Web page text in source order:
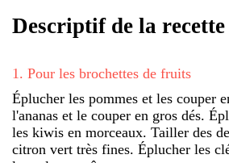
Descriptif de la recette
1 . Pour les brochettes de fruits
Éplucher les pommes et les couper
l'ananas et le couper en gros dés.
les kiwis en morceaux. Tailler des
citron vert très fines. Éplucher les